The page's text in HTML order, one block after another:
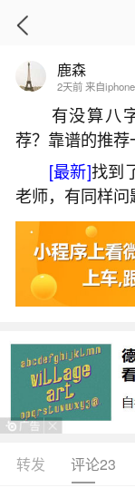
首页
92
生活中像
鹿森
2天前 来自
有没算八字
荐？靠谱的推荐
[最新]找到
老师，有同样
转发 评论23